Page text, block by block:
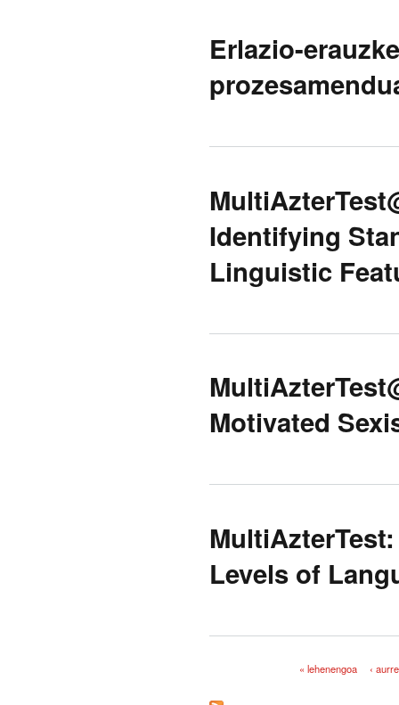
Erlazio-
Identifying
Linguistic
Motivated
Levels of
« lehenengoa ‹